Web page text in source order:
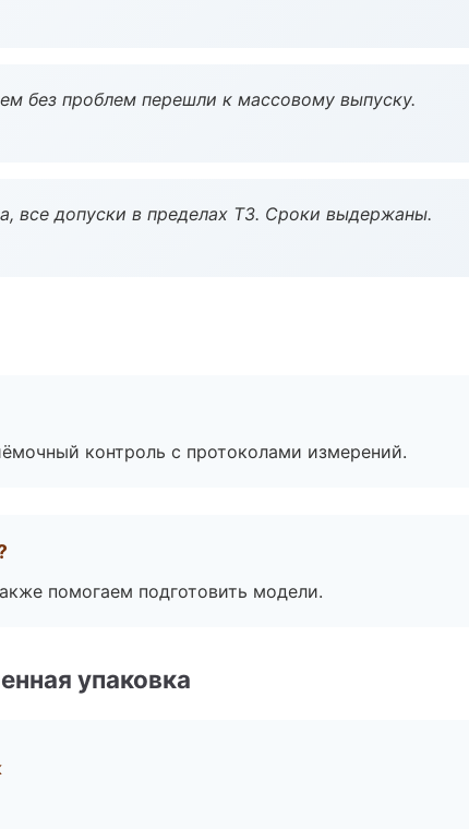
без проблем перешли к массовому выпуску.
все допуски в пределах ТЗ. Сроки выдержаны.
контроль с протоколами измерений.
помогаем подготовить модели.
упаковка